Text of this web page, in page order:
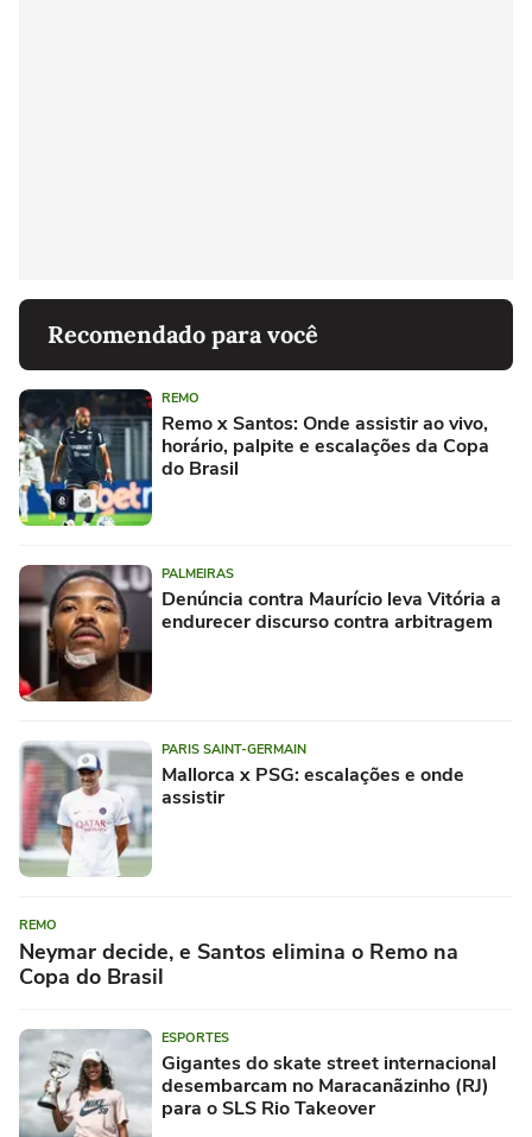
Recomendado para você
REMO
Remo x Santos: Onde assistir ao vivo,
horário, palpite e escalações da Copa
do Brasil
PALMEIRAS
Denúncia contra Maurício leva Vitória a
endurecer discurso contra arbitragem
PARIS SAINT-GERMAIN
Mallorca x PSG: escalações e onde
assistir
REMO
Neymar decide, e Santos elimina o Remo na
Copa do Brasil
ESPORTES
Gigantes do skate street internacional
desembarcam no Maracanãzinho (RJ)
para o SLS Rio Takeover